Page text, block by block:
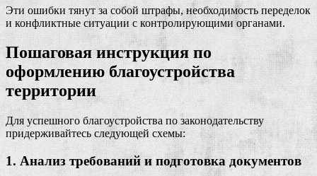
Эти ошибки тянут за собой штрафы, необходимость переделок
и конфликтные ситуации с контролирующими органами.
Пошаговая инструкция по
оформлению благоустройства
территории
Для успешного благоустройства по законодательству
придерживайтесь следующей схемы:
1. Анализ требований и подготовка документов